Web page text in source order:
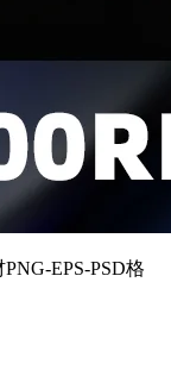
EPS-PSD格